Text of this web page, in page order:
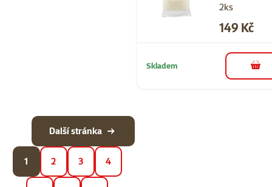
2ks
Cena
149 Kč
Skladem do
1 2 3 4
Další stránka